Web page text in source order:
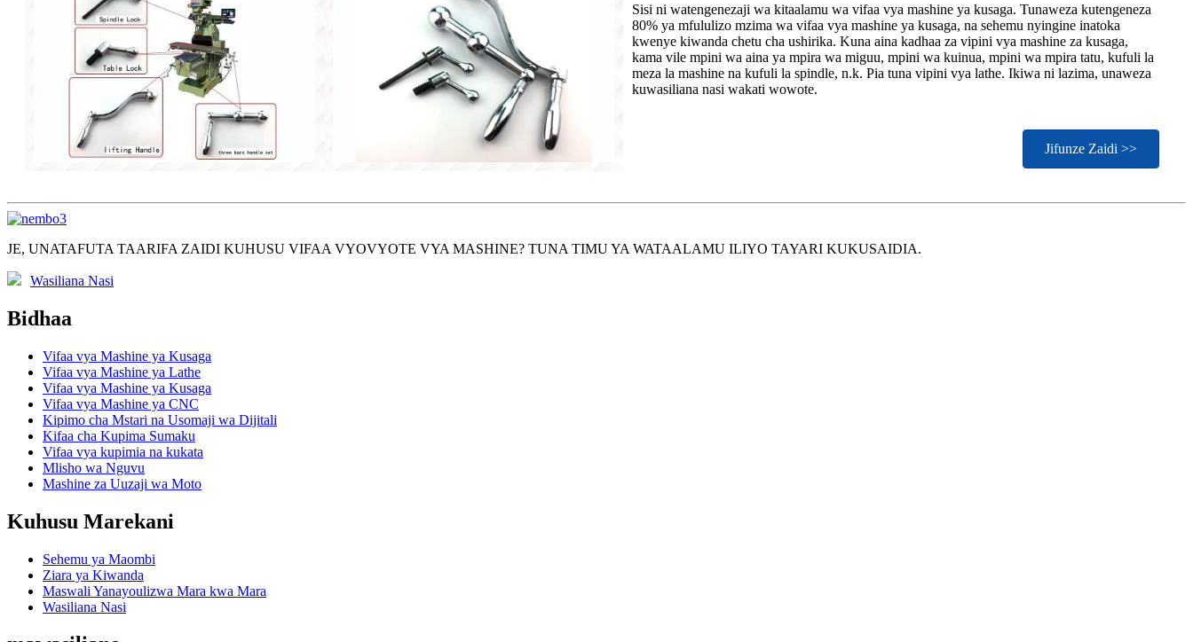
Sisi ni watengenezaji wa kitaalamu wa vifaa vya mashine ya kusaga. Tunaweza kutengeneza
80% ya mfululizo mzima wa vifaa vya mashine ya kusaga, na sehemu nyingine inatoka
kwenye kiwanda chetu cha ushirika. Kuna aina kadhaa za vipini vya mashine za kusaga,
kama vile mpini wa aina ya mpira wa miguu, mpini wa kuinua, mpini wa mpira tatu, kufuli la
meza la mashine na kufuli la spindle, n.k. Pia tuna vipini vya lathe. Ikiwa ni lazima, unaweza
kuwasiliana nasi wakati wowote.
Jifunze Zaidi >>
JE, UNATAFUTA TAARIFA ZAIDI KUHUSU VIFAA VYOVYOTE VYA MASHINE? TUNA TIMU YA WATAALAMU ILIYO TAYARI KUKUSAIDIA.
Wasiliana Nasi
Bidhaa
Vifaa vya Mashine ya Kusaga
Vifaa vya Mashine ya Lathe
Vifaa vya Mashine ya Kusaga
Vifaa vya Mashine ya CNC
Kipimo cha Mstari na Usomaji wa Dijitali
Kifaa cha Kupima Sumaku
Vifaa vya kupimia na kukata
Mlisho wa Nguvu
Mashine za Uuzaji wa Moto
Kuhusu Marekani
Sehemu ya Maombi
Ziara ya Kiwanda
Maswali Yanayoulizwa Mara kwa Mara
Wasiliana Nasi